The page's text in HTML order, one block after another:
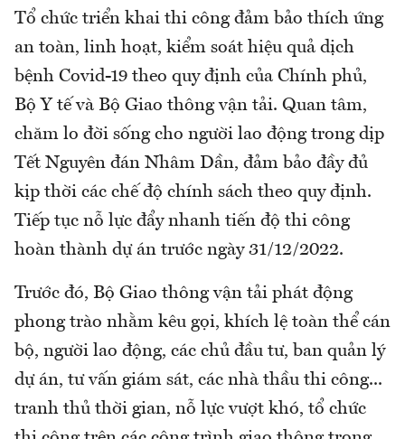
Tổ chức triển khai thi công đảm bảo thích ứng
an toàn, linh hoạt, kiểm soát hiệu quả dịch
bệnh Covid-19 theo quy định của Chính phủ,
Bộ Y tế và Bộ Giao thông vận tải. Quan tâm,
chăm lo đời sống cho người lao động trong dịp
Tết Nguyên đán Nhâm Dần, đảm bảo đầy đủ
kịp thời các chế độ chính sách theo quy định.
Tiếp tục nỗ lực đẩy nhanh tiến độ thi công
hoàn thành dự án trước ngày 31/12/2022.
Trước đó, Bộ Giao thông vận tải phát động
phong trào nhằm kêu gọi, khích lệ toàn thể cán
bộ, người lao động, các chủ đầu tư, ban quản lý
dự án, tư vấn giám sát, các nhà thầu thi công...
tranh thủ thời gian, nỗ lực vượt khó, tổ chức